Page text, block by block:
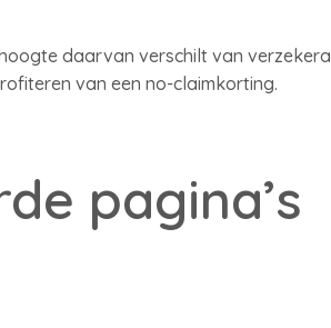
daarvan verschilt van
van een no-claimkorting.
pagina’s